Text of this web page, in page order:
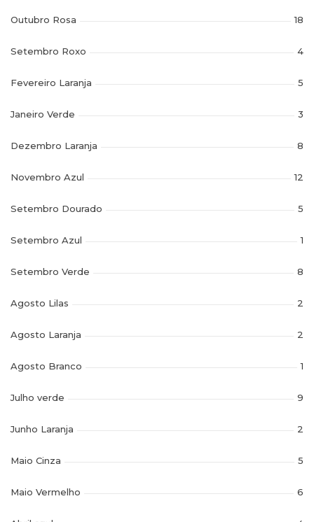
Outubro Rosa 18
Setembro Roxo 4
Fevereiro Laranja 5
Janeiro Verde 3
Dezembro Laranja 8
Novembro Azul 12
Setembro Dourado 5
Setembro Azul 1
Setembro Verde 8
Agosto Lilas 2
Agosto Laranja 2
Agosto Branco 1
Julho verde 9
Junho Laranja 2
Maio Cinza 5
Maio Vermelho 6